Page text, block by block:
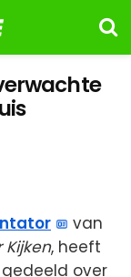
van
Kijken, heeft
over